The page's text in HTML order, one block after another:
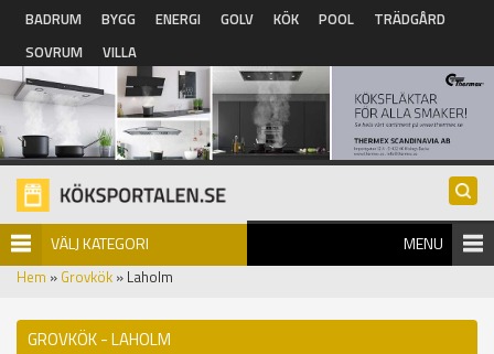
Hoppa till huvudinnehåll
BADRUM BYGG ENERGI GOLV KÖK POOL
TRÄDGÅRD
SOVRUM
VILLA
VÄLJ KATEGORI MENU
Hem » Grovkök » Laholm
GROVKÖK - LAHOLM